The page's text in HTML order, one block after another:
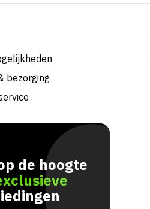
bezorging
de hoogte